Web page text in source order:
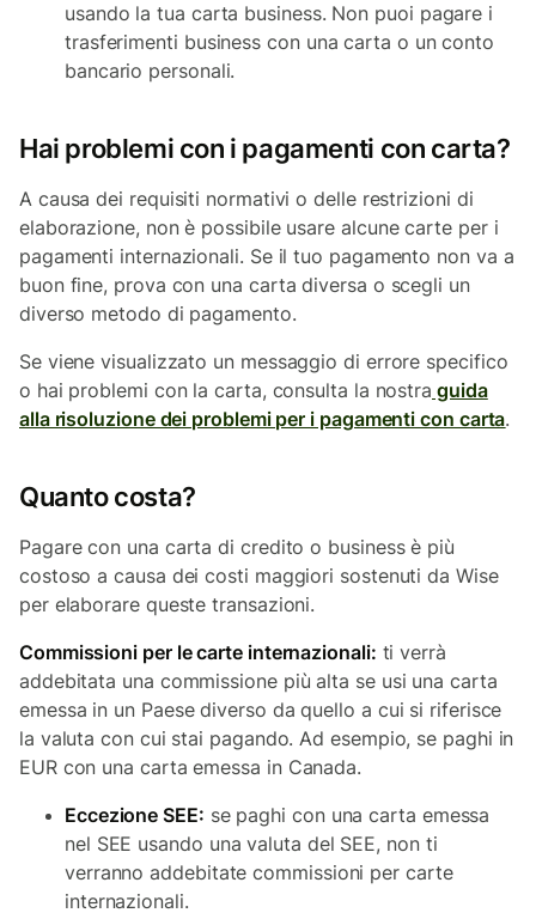
usando la tua carta business. Non puoi pagare i
trasferimenti business con una carta o un conto
bancario personali.
Hai problemi con i pagamenti con carta?
A causa dei requisiti normativi o delle restrizioni di
elaborazione, non è possibile usare alcune carte per i
pagamenti internazionali. Se il tuo pagamento non va a
buon fine, prova con una carta diversa o scegli un
diverso metodo di pagamento.
Se viene visualizzato un messaggio di errore specifico
o hai problemi con la carta, consulta la nostra guida
alla risoluzione dei problemi per i pagamenti con carta.
Quanto costa?
Pagare con una carta di credito o business è più
costoso a causa dei costi maggiori sostenuti da Wise
per elaborare queste transazioni.
Commissioni per le carte internazionali: ti verrà
addebitata una commissione più alta se usi una carta
emessa in un Paese diverso da quello a cui si riferisce
la valuta con cui stai pagando. Ad esempio, se paghi in
EUR con una carta emessa in Canada.
Eccezione SEE: se paghi con una carta emessa
nel SEE usando una valuta del SEE, non ti
verranno addebitate commissioni per carte
internazionali.